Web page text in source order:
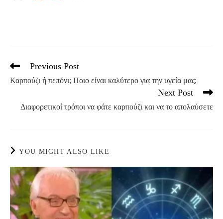
Read
articles
Previous Post
Καρπούζι ή πεπόνι; Ποιο είναι καλύτερο για την υγεία μας;
Next Post
Διαφορετικοί τρόποι να φάτε καρπούζι και να το απολαύσετε
YOU MIGHT ALSO LIKE